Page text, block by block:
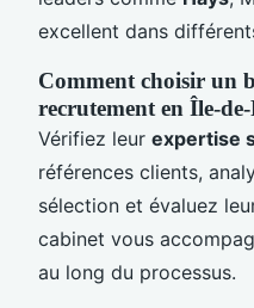
excellent dans
Comment choisir un
recrutement en Île-
Vérifiez leur expertise
références clients,
sélection et évaluez
cabinet vous
au long du processus.